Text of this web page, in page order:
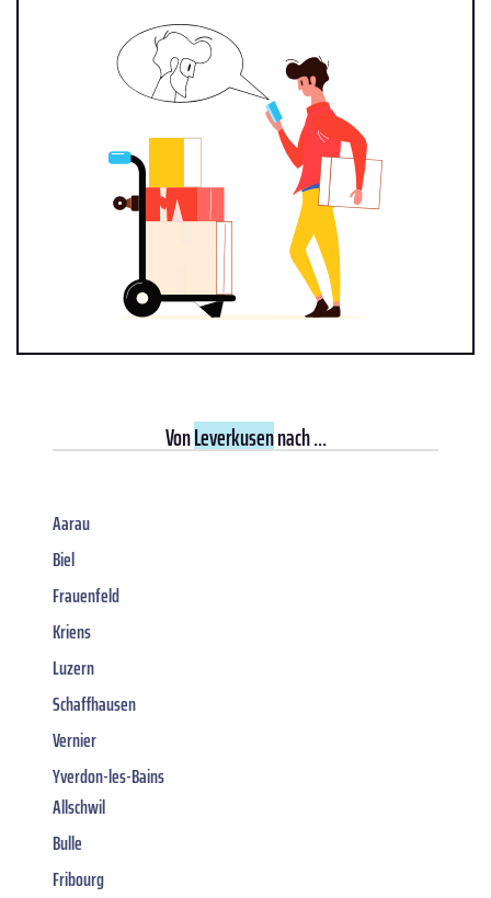
VonLeverkusennach ...
Aarau
Biel
Frauenfeld
Kriens
Luzern
Schaffhausen
Vernier
Yverdon-les-Bains
Allschwil
Bulle
Fribourg